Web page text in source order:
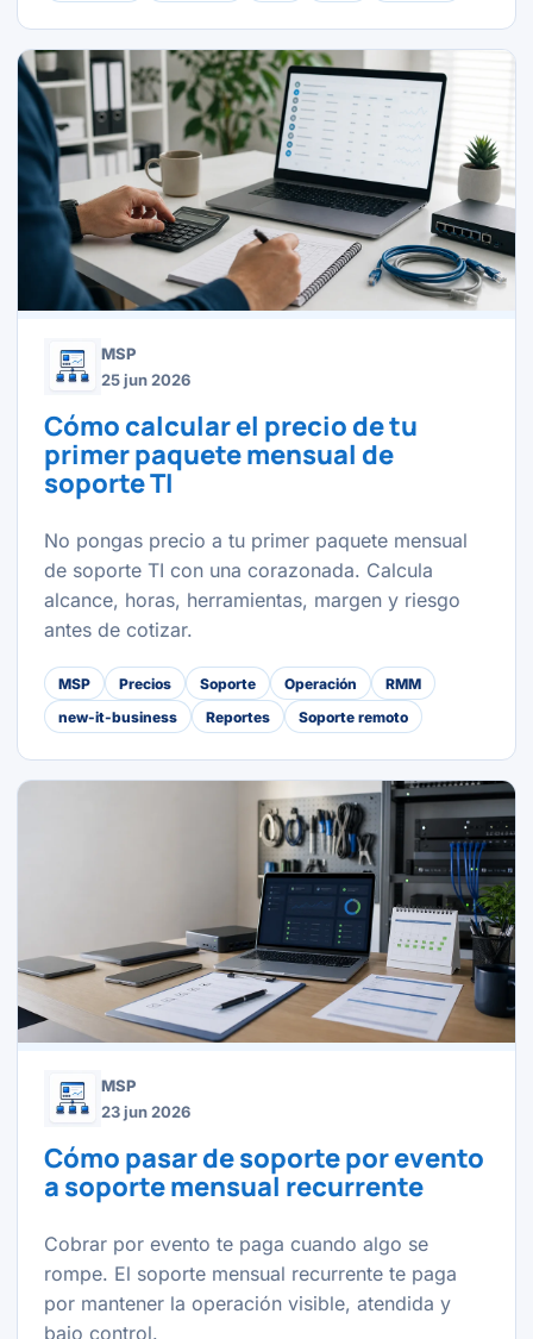
MSP
25 jun 2026
Cómo calcular el precio de tu
primer paquete mensual de
soporte TI
No pongas precio a tu primer paquete mensual
de soporte TI con una corazonada. Calcula
alcance, horas, herramientas, margen y riesgo
antes de cotizar.
MSP Precios Soporte Operación
RMM
new-it-business
Reportes Soporte remoto
MSP
23 jun 2026
Cómo pasar de soporte por evento
a soporte mensual recurrente
Cobrar por evento te paga cuando algo se
rompe. El soporte mensual recurrente te paga
por mantener la operación visible, atendida y
bajo control.